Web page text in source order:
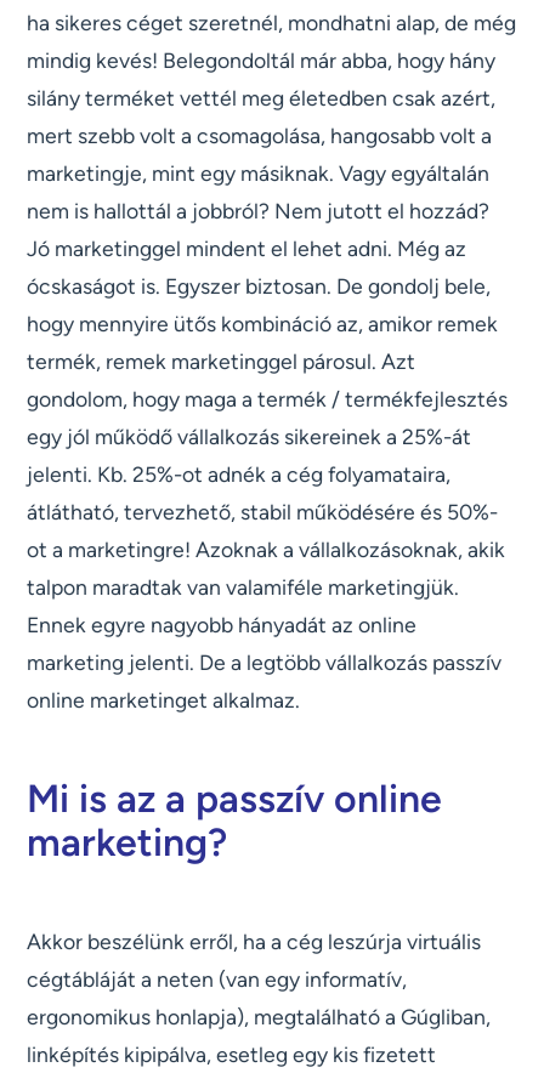
ha sikeres céget szeretnél, mondhatni alap, de még
mindig kevés! Belegondoltál már abba, hogy hány
silány terméket vettél meg életedben csak azért,
mert szebb volt a csomagolása, hangosabb volt a
marketingje, mint egy másiknak. Vagy egyáltalán
nem is hallottál a jobbról? Nem jutott el hozzád?
Jó marketinggel mindent el lehet adni. Még az
ócskaságot is. Egyszer biztosan. De gondolj bele,
hogy mennyire ütős kombináció az, amikor remek
termék, remek marketinggel párosul. Azt
gondolom, hogy maga a termék / termékfejlesztés
egy jól működő vállalkozás sikereinek a 25%-át
jelenti. Kb. 25%-ot adnék a cég folyamataira,
átlátható, tervezhető, stabil működésére és 50%-
ot a marketingre! Azoknak a vállalkozásoknak, akik
talpon maradtak van valamiféle marketingjük.
Ennek egyre nagyobb hányadát az online
marketing jelenti. De a legtöbb vállalkozás passzív
online marketinget alkalmaz.
Mi is az a passzív online
marketing?
Akkor beszélünk erről, ha a cég leszúrja virtuális
cégtábláját a neten (van egy informatív,
ergonomikus honlapja), megtalálható a Gúgliban,
linképítés kipipálva, esetleg egy kis fizetett